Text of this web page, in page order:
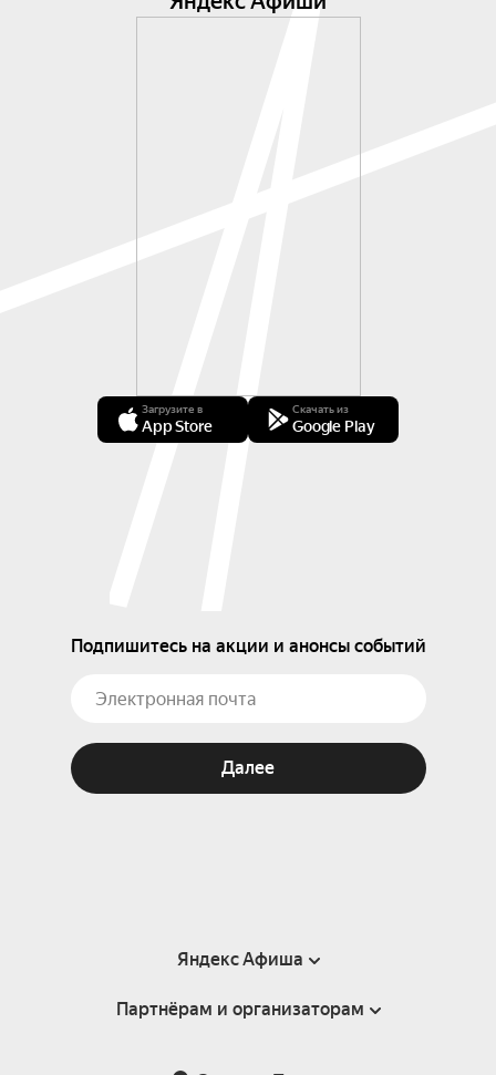
Загрузите в
App Store
Скачать из
Google Play
Подпишитесь на акции и анонсы событий
Далее
Яндекс Афиша
Справка
Партнёрам и организаторам